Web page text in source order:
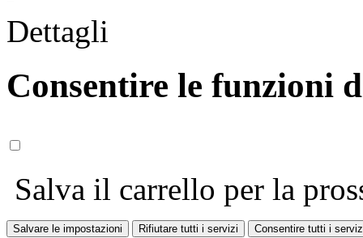
Dettagli
Consentire le funzioni
Salva il carrello per la
Salvare le impostazioni Rifiutare tutti i servizi Consentire tutti i